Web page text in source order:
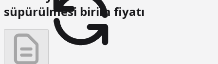
süpürülmesi birim fiyatı